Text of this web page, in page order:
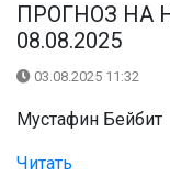
ПРОГНОЗ НА
08.08.2025
03.08.2025 11:32
Мустафин Бейбит
Читать